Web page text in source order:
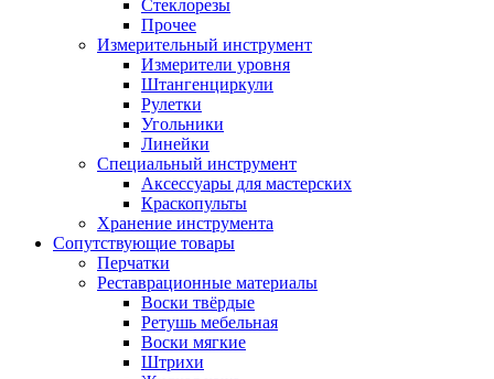
Стеклорезы
Прочее
Измерительный инструмент
Измерители уровня
Штангенциркули
Рулетки
Угольники
Линейки
Специальный инструмент
Аксессуары для мастерских
Краскопульты
Хранение инструмента
Сопутствующие товары
Перчатки
Реставрационные материалы
Воски твёрдые
Ретушь мебельная
Воски мягкие
Штрихи